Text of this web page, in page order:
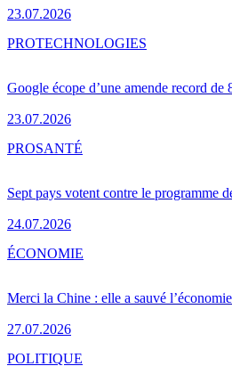
23.07.2026
Google écope d’une amende record de
23.07.2026
PROTECHNOLOGIES
Sept pays votent contre le programme
24.07.2026
PROSANTÉ
Merci la Chine : elle a sauvé
27.07.2026
ÉCONOMIE
POLITIQUE